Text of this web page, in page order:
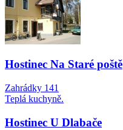
Hostinec Na Staré poště
Zahrádky 141
Teplá kuchyně.
Hostinec U Dlabače